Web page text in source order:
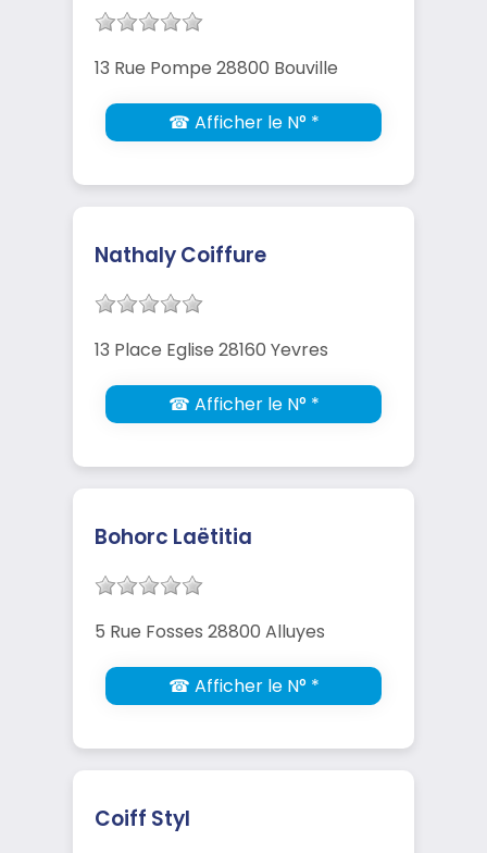
13 Rue Pompe 28800 Bouville
☎ Afficher le N° *
Nathaly Coiffure
13 Place Eglise 28160 Yevres
☎ Afficher le N° *
Bohorc Laëtitia
5 Rue Fosses 28800 Alluyes
☎ Afficher le N° *
Coiff Styl